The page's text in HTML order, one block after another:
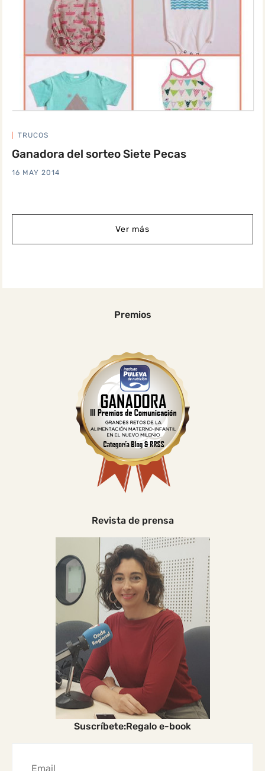
TRUCOS
Ganadora del sorteo Siete Pecas
16 MAY 2014
Ver más
Premios
Revista de prensa
Suscríbete:Regalo e-book